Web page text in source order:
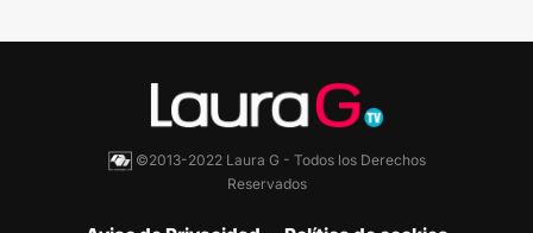
©2013-2022 Laura G - Todos los Derechos
Reservados